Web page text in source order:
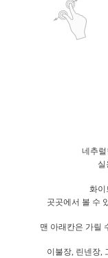
네추럴
실
화이
곳곳에서 볼 수
맨 아래칸은 가릴
이불장, 린넨장,